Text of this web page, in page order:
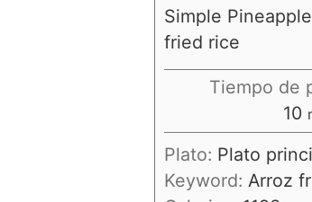
Simple
fried rice
Tiempo de
10
Plato: Plato
Keyword: Arroz